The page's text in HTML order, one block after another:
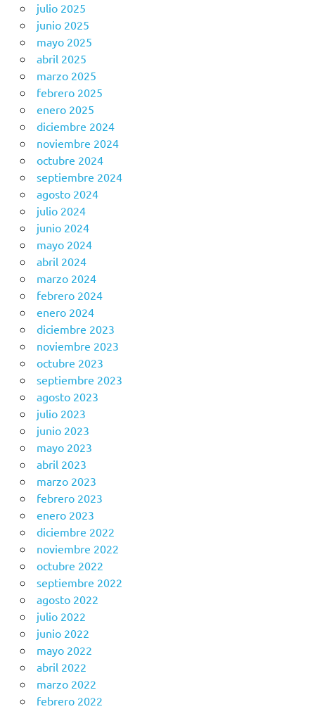
julio 2025
junio 2025
mayo 2025
abril 2025
marzo 2025
febrero 2025
enero 2025
diciembre 2024
noviembre 2024
octubre 2024
septiembre 2024
agosto 2024
julio 2024
junio 2024
mayo 2024
abril 2024
marzo 2024
febrero 2024
enero 2024
diciembre 2023
noviembre 2023
octubre 2023
septiembre 2023
agosto 2023
julio 2023
junio 2023
mayo 2023
abril 2023
marzo 2023
febrero 2023
enero 2023
diciembre 2022
noviembre 2022
octubre 2022
septiembre 2022
agosto 2022
julio 2022
junio 2022
mayo 2022
abril 2022
marzo 2022
febrero 2022